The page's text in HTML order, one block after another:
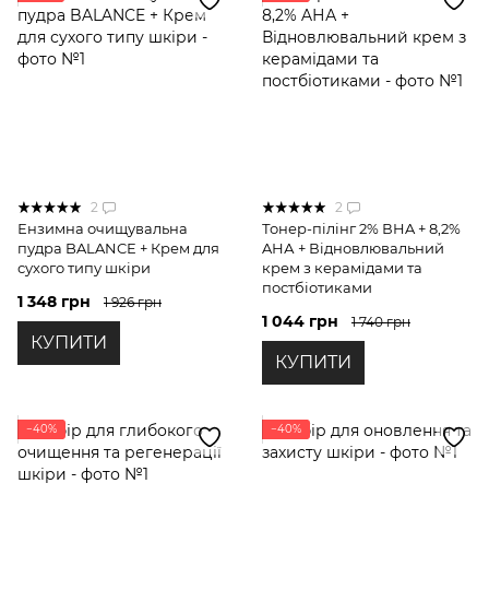
2
Ензимна очищувальна
пудра BALANCE + Крем для
сухого типу шкіри
1 348 грн 1 926 грн
КУПИТИ
2
Тонер-пілінг 2% ВHA + 8,2%
AНА + Відновлювальний
крем з керамідами та
постбіотиками
1 044 грн 1 740 грн
КУПИТИ
−40% −40%